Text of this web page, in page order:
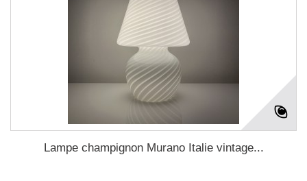
Lampe champignon Murano Italie vintage...